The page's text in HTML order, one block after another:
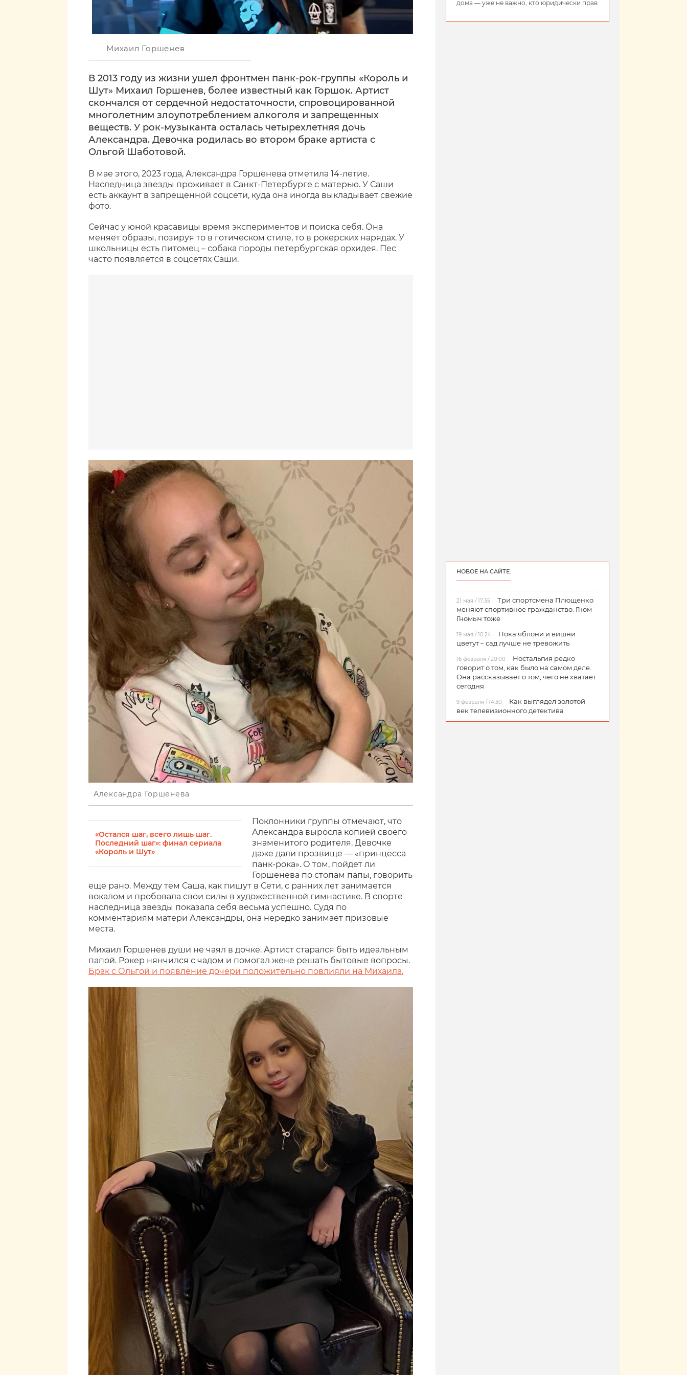
Михаил Горшенев
В 2013 году из жизни ушел фронтмен панк-рок-группы «Король и
Шут» Михаил Горшенев, более известный как Горшок. Артист
скончался от сердечной недостаточности, спровоцированной
многолетним злоупотреблением алкоголя и запрещенных
веществ. У рок-музыканта осталась четырехлетняя дочь
Александра. Девочка родилась во втором браке артиста с
Ольгой Шаботовой.
В мае этого, 2023 года, Александра Горшенева отметила 14-летие.
Наследница звезды проживает в Санкт-Петербурге с матерью. У Саши
есть аккаунт в запрещенной соцсети, куда она иногда выкладывает свежие
фото.
Сейчас у юной красавицы время экспериментов и поиска себя. Она
меняет образы, позируя то в готическом стиле, то в рокерских нарядах. У
школьницы есть питомец – собака породы петербургская орхидея. Пес
часто появляется в соцсетях Саши.
Александра Горшенева
«Остался шаг, всего лишь шаг.
Последний шаг»: финал сериала
«Король и Шут»
Поклонники группы отмечают, что
Александра выросла копией своего
знаменитого родителя. Девочке
даже дали прозвище — «принцесса
панк-рока». О том, пойдет ли
Горшенева по стопам папы, говорить
еще рано. Между тем Саша, как пишут в Сети, с ранних лет занимается
вокалом и пробовала свои силы в художественной гимнастике. В спорте
наследница звезды показала себя весьма успешно. Судя по
комментариям матери Александры, она нередко занимает призовые
места.
Михаил Горшенев души не чаял в дочке. Артист старался быть идеальным
папой. Рокер нянчился с чадом и помогал жене решать бытовые вопросы.
Брак с Ольгой и появление дочери положительно повлияли на Михаила.
дома — уже не важно, кто юридически прав
НОВОЕ НА САЙТЕ:
21 мая / 17:35
Три спортсмена Плющенко
меняют спортивное гражданство. Гном
Гномыч тоже
19 мая / 10:24
Пока яблони и вишни
цветут – сад лучше не тревожить
16 февраля / 20:00
Ностальгия редко
говорит о том, как было на самом деле.
Она рассказывает о том, чего не хватает
сегодня
9 февраля / 14:30
Как выглядел золотой
век телевизионного детектива